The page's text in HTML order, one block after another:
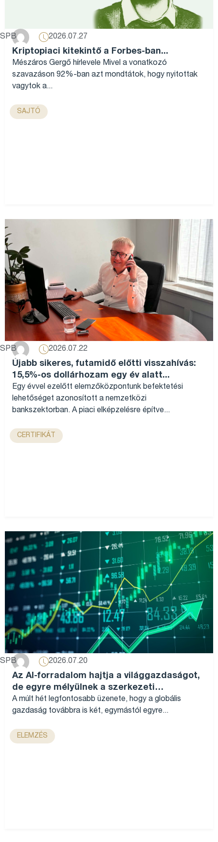
SPB 2026.07.27
Kriptopiaci kitekintő a Forbes-ban...
Mészáros Gergő hírlevele Mivel a vonatkozó
szavazáson 92%-ban azt mondtátok, hogy nyitottak
vagytok a...
SAJTÓ
SPB 2026.07.22
Újabb sikeres, futamidő előtti visszahívás:
15,5%-os dollárhozam egy év alatt...
Egy évvel ezelőtt elemzőközpontunk befektetési
lehetőséget azonosított a nemzetközi
bankszektorban. A piaci elképzelésre építve...
CERTIFIKÁT
SPB 2026.07.20
Az AI-forradalom hajtja a világgazdaságot,
de egyre mélyülnek a szerkezeti
különbségek...
A múlt hét legfontosabb üzenete, hogy a globális
gazdaság továbbra is két, egymástól egyre...
ELEMZÉS